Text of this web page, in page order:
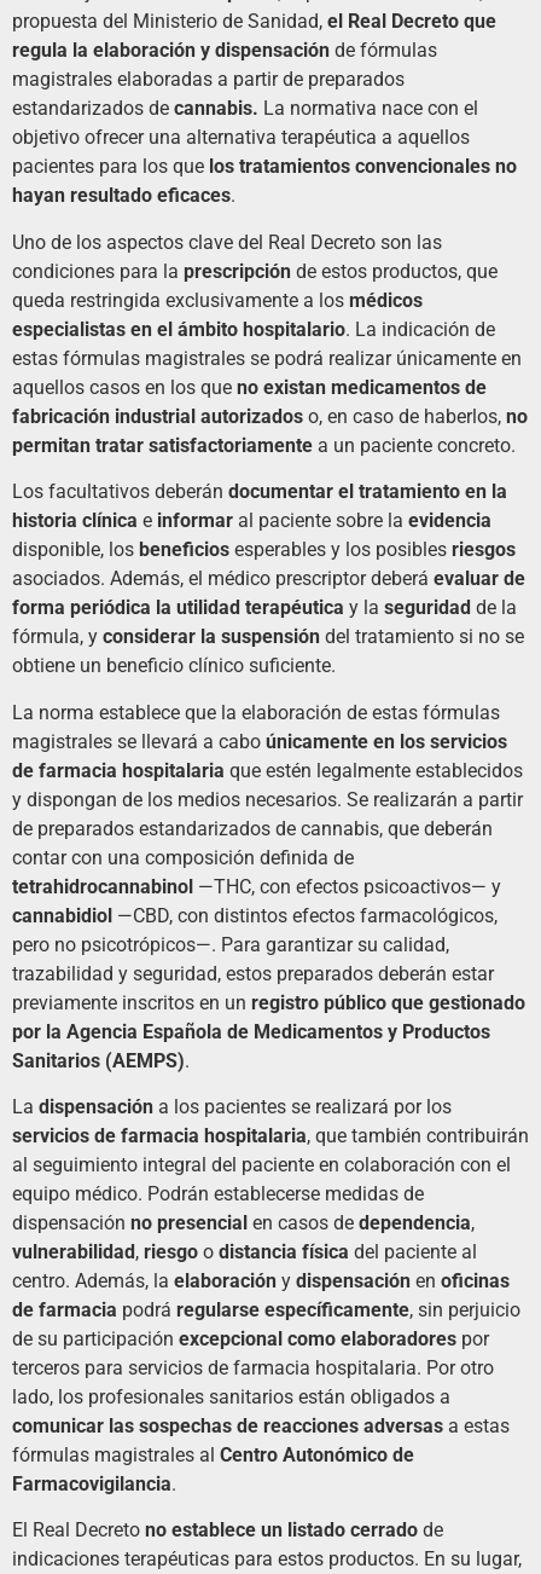
propuesta del Ministerio de Sanidad, el Real Decreto que
regula la elaboración y dispensación de fórmulas
magistrales elaboradas a partir de preparados
estandarizados de cannabis. La normativa nace con el
objetivo ofrecer una alternativa terapéutica a aquellos
pacientes para los que los tratamientos convencionales no
hayan resultado eficaces.
Uno de los aspectos clave del Real Decreto son las
condiciones para la prescripción de estos productos, que
queda restringida exclusivamente a los médicos
especialistas en el ámbito hospitalario. La indicación de
estas fórmulas magistrales se podrá realizar únicamente en
aquellos casos en los que no existan medicamentos de
fabricación industrial autorizados o, en caso de haberlos, no
permitan tratar satisfactoriamente a un paciente concreto.
Los facultativos deberán documentar el tratamiento en la
historia clínica e informar al paciente sobre la evidencia
disponible, los beneficios esperables y los posibles riesgos
asociados. Además, el médico prescriptor deberá evaluar de
forma periódica la utilidad terapéutica y la seguridad de la
fórmula, y considerar la suspensión del tratamiento si no se
obtiene un beneficio clínico suficiente.
La norma establece que la elaboración de estas fórmulas
magistrales se llevará a cabo únicamente en los servicios
de farmacia hospitalaria que estén legalmente establecidos
y dispongan de los medios necesarios. Se realizarán a partir
de preparados estandarizados de cannabis, que deberán
contar con una composición definida de
tetrahidrocannabinol —THC, con efectos psicoactivos— y
cannabidiol —CBD, con distintos efectos farmacológicos,
pero no psicotrópicos—. Para garantizar su calidad,
trazabilidad y seguridad, estos preparados deberán estar
previamente inscritos en un registro público que gestionado
por la Agencia Española de Medicamentos y Productos
Sanitarios (AEMPS).
La dispensación a los pacientes se realizará por los
servicios de farmacia hospitalaria, que también contribuirán
al seguimiento integral del paciente en colaboración con el
equipo médico. Podrán establecerse medidas de
dispensación no presencial en casos de dependencia,
vulnerabilidad, riesgo o distancia física del paciente al
centro. Además, la elaboración y dispensación en oficinas
de farmacia podrá regularse específicamente, sin perjuicio
de su participación excepcional como elaboradores por
terceros para servicios de farmacia hospitalaria. Por otro
lado, los profesionales sanitarios están obligados a
comunicar las sospechas de reacciones adversas a estas
fórmulas magistrales al Centro Autonómico de
Farmacovigilancia.
El Real Decreto no establece un listado cerrado de
indicaciones terapéuticas para estos productos. En su lugar,